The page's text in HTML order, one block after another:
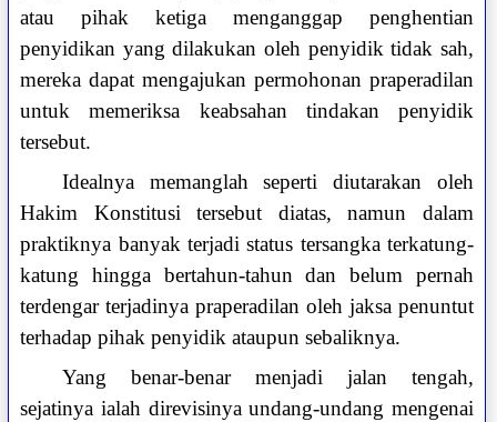
atau pihak ketiga menganggap penghentian
penyidikan yang dilakukan oleh penyidik tidak sah,
mereka dapat mengajukan permohonan praperadilan
untuk memeriksa keabsahan tindakan penyidik
tersebut.
Idealnya memanglah seperti diutarakan oleh
Hakim Konstitusi tersebut diatas, namun dalam
praktiknya banyak terjadi status tersangka terkatung-
katung hingga bertahun-tahun dan belum pernah
terdengar terjadinya praperadilan oleh jaksa penuntut
terhadap pihak penyidik ataupun sebaliknya.
Yang benar-benar menjadi jalan tengah,
sejatinya ialah direvisinya undang-undang mengenai